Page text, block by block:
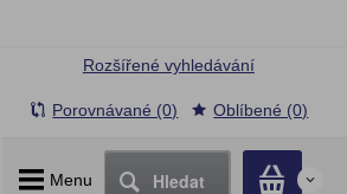
Menu Hledat 0
Rozšířené vyhledávání
Porovnávané (0) Oblíbené (0)